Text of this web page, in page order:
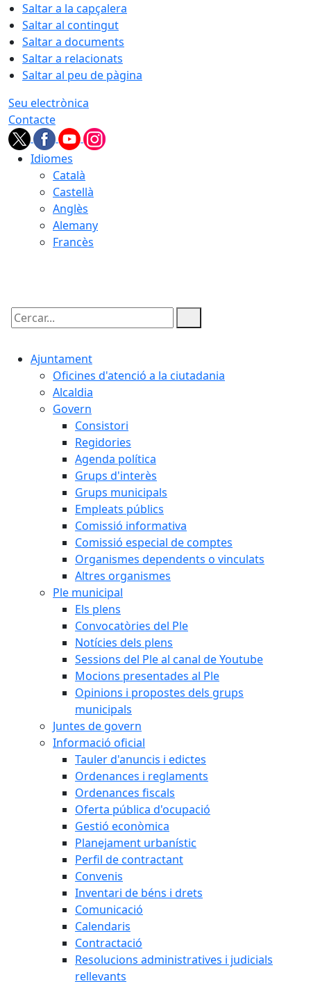
Saltar a la capçalera
Saltar al contingut
Saltar a documents
Saltar a relacionats
Saltar al peu de pàgina
Seu electrònica
Contacte
Idiomes
Català
Castellà
Anglès
Alemany
Francès
Cercar:
Ajuntament
Oficines d'atenció a la ciutadania
Alcaldia
Govern
Consistori
Regidories
Agenda política
Grups d'interès
Grups municipals
Empleats públics
Comissió informativa
Comissió especial de comptes
Organismes dependents o vinculats
Altres organismes
Ple municipal
Els plens
Convocatòries del Ple
Notícies dels plens
Sessions del Ple al canal de Youtube
Mocions presentades al Ple
Opinions i propostes dels grups
municipals
Juntes de govern
Informació oficial
Tauler d'anuncis i edictes
Ordenances i reglaments
Ordenances fiscals
Oferta pública d'ocupació
Gestió econòmica
Planejament urbanístic
Perfil de contractant
Convenis
Inventari de béns i drets
Comunicació
Calendaris
Contractació
Resolucions administratives i judicials
rellevants